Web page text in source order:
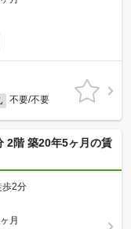
不要/不要
2階 築20年5ヶ月の賃
歩2分
月